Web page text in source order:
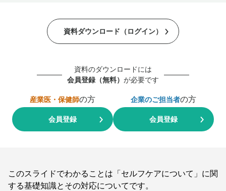
資料ダウンロード（ログイン）
資料のダウンロードには
会員登録（無料） が必要です
産業医・保健師の方
会員登録
企業のご担当者の方
会員登録
このスライドでわかることは「セルフケアについて」に関
する基礎知識とその対応についてです。